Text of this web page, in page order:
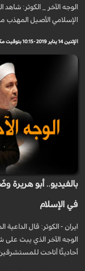
الوجه الآخر _ الكوثر: شاهد
الإسلامي الأصيل المهذب
الإثنين 14 يناير 2019 - 10:15 بتوقيت مكة
بالفيديو.. أبو
في الإسلام
ايران - الكوثر: قال
الوجه الآخر الذي يبث على
أحاديثًا أتاحت